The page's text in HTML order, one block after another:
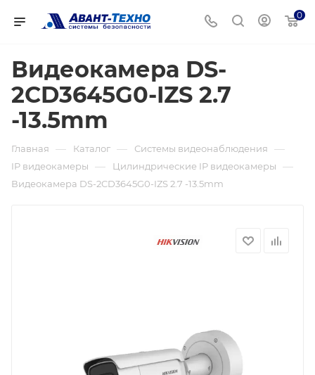
0
Видеокамера DS-
2CD3645G0-IZS 2.7
-13.5mm
Главная — Каталог — Системы видеонаблюдения —
IP видеокамеры — Цилиндрические IP видеокамеры —
Видеокамера DS-2CD3645G0-IZS 2.7 -13.5mm